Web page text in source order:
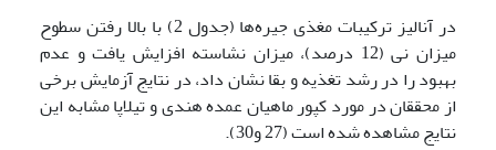
در آنالیز ترکیبات مغذی جیره‌ها (جدول 2) با بالا رفتن سطوح
میزان نی (12 درصد)، میزان نشاسته افزایش یافت و عدم
بهبود را در رشد تغذیه و بقا نشان داد، در نتایج آزمایش برخی
از محققان در مورد کپور ماهیان عمده هندی و تیلاپا مشابه این
نتایج مشاهده شده است (27 و30).